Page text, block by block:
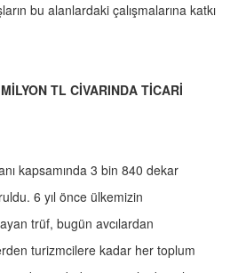
bu alanlardaki çalışmalarına katkı
TL CİVARINDA TİCARİ
kapsamında 3 bin 840 dekar
6 yıl önce ülkemizin
trüf, bugün avcılardan
turizmcilere kadar her toplum